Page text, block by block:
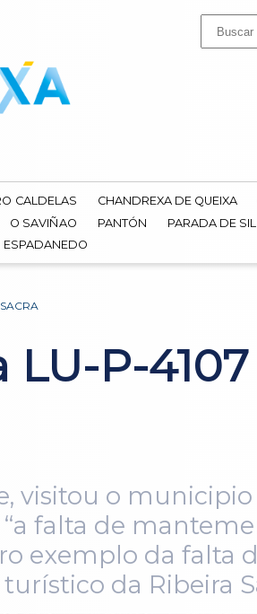
CALDELAS CHANDREXA DE QUEIXA
O SAVIÑAO PANTÓN
PARADA DE SIL
ESPADANEDO
P-
visitou o
falta de
exemplo da falta
da Ribeira